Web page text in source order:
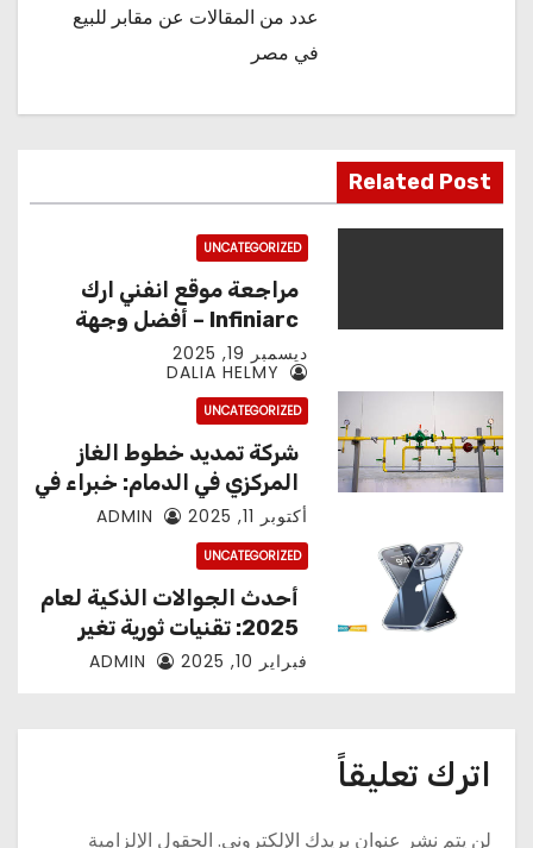
عدد من المقالات عن مقابر للبيع
في مصر
Related Post
UNCATEGORIZED
مراجعة موقع انفني ارك
Infiniarc – أفضل وجهة
لتجميعات الحواسيب
والألعاب
ديسمبر 19, 2025
UNCATEGORIZED
شركة تمديد خطوط الغاز
المركزي في الدمام: خبراء في
خدمات الغاز الطبيعي
أكتوبر 11, 2025
UNCATEGORIZED
أحدث الجوالات الذكية لعام
2025: تقنيات ثورية تغير
مفهوم الهواتف
فبراير 10, 2025
اترك تعليقاً
لن يتم نشر عنوان بريدك الإلكتروني. الحقول الإلزامية